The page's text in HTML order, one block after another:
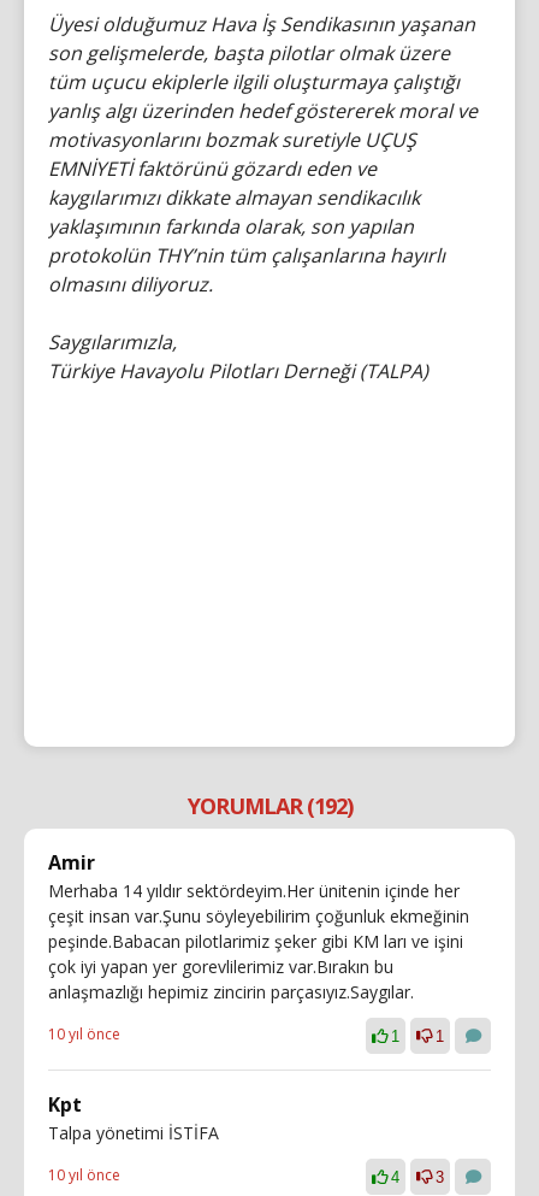
Üyesi olduğumuz Hava İş Sendikasının yaşanan
son gelişmelerde, başta pilotlar olmak üzere
tüm uçucu ekiplerle ilgili oluşturmaya çalıştığı
yanlış algı üzerinden hedef göstererek moral ve
motivasyonlarını bozmak suretiyle UÇUŞ
EMNİYETİ faktörünü gözardı eden ve
kaygılarımızı dikkate almayan sendikacılık
yaklaşımının farkında olarak, son yapılan
protokolün THY’nin tüm çalışanlarına hayırlı
olmasını diliyoruz.
Saygılarımızla,
Türkiye Havayolu Pilotları Derneği (TALPA)
YORUMLAR (192)
Amir
Merhaba 14 yıldır sektördeyim.Her ünitenin içinde her
çeşit insan var.Şunu söyleyebilirim çoğunluk ekmeğinin
peşinde.Babacan pilotlarimiz şeker gibi KM ları ve işini
çok iyi yapan yer gorevlilerimiz var.Bırakın bu
anlaşmazlığı hepimiz zincirin parçasıyız.Saygılar.
10 yıl önce 1 1
Kpt
Talpa yönetimi İSTİFA
10 yıl önce 4 3